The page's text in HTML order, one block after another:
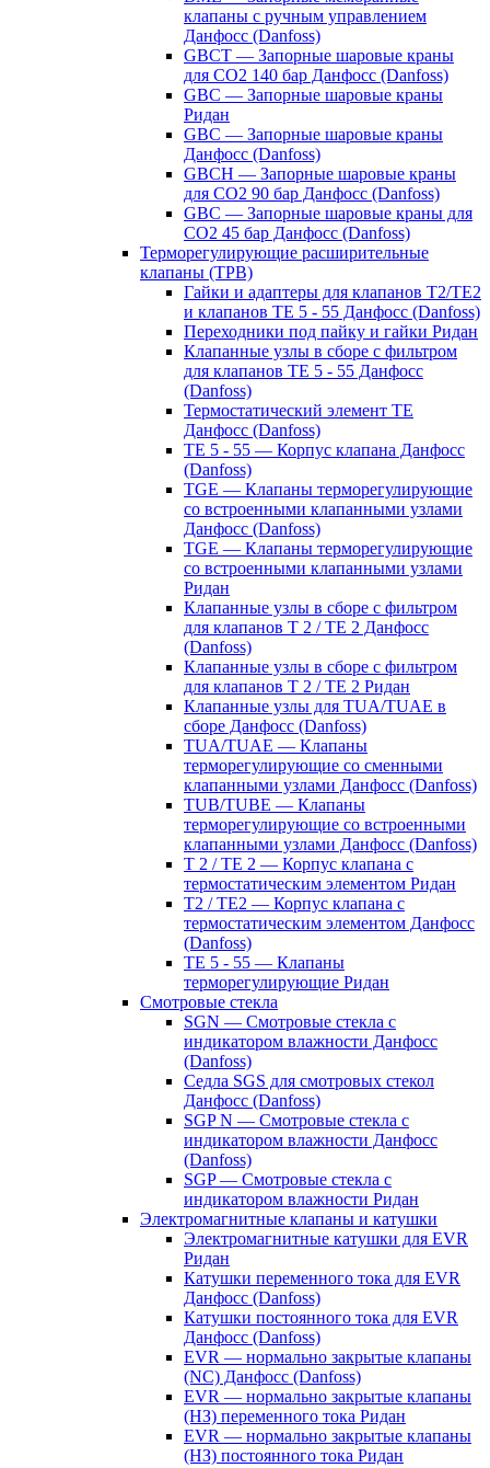
клапаны с ручным управлением
Данфосс (Danfoss)
GBCT — Запорные шаровые краны
для CO2 140 бар Данфосс (Danfoss)
GBC — Запорные шаровые краны
Ридан
GBC — Запорные шаровые краны
Данфосс (Danfoss)
GBCH — Запорные шаровые краны
для CO2 90 бар Данфосс (Danfoss)
GBC — Запорные шаровые краны для
CO2 45 бар Данфосс (Danfoss)
Терморегулирующие расширительные
клапаны (ТРВ)
Гайки и адаптеры для клапанов T2/TE2
и клапанов TE 5 - 55 Данфосс (Danfoss)
Переходники под пайку и гайки Ридан
Клапанные узлы в сборе с фильтром
для клапанов TE 5 - 55 Данфосс
(Danfoss)
Термостатический элемент TE
Данфосс (Danfoss)
TE 5 - 55 — Корпус клапана Данфосс
(Danfoss)
TGE — Клапаны терморегулирующие
со встроенными клапанными узлами
Данфосс (Danfoss)
TGE — Клапаны терморегулирующие
со встроенными клапанными узлами
Ридан
Клапанные узлы в сборе с фильтром
для клапанов T 2 / TE 2 Данфосс
(Danfoss)
Клапанные узлы в сборе с фильтром
для клапанов T 2 / TE 2 Ридан
Клапанные узлы для TUA/TUAE в
сборе Данфосс (Danfoss)
TUA/TUAE — Клапаны
терморегулирующие со сменными
клапанными узлами Данфосс (Danfoss)
TUB/TUBE — Клапаны
терморегулирующие со встроенными
клапанными узлами Данфосс (Danfoss)
T 2 / TE 2 — Корпус клапана с
термостатическим элементом Ридан
T2 / TE2 — Корпус клапана с
термостатическим элементом Данфосс
(Danfoss)
TE 5 - 55 — Клапаны
терморегулирующие Ридан
Смотровые стекла
SGN — Смотровые стекла с
индикатором влажности Данфосс
(Danfoss)
Седла SGS для смотровых стекол
Данфосс (Danfoss)
SGP N — Смотровые стекла с
индикатором влажности Данфосс
(Danfoss)
SGP — Смотровые стекла с
индикатором влажности Ридан
Электромагнитные клапаны и катушки
Электромагнитные катушки для EVR
Ридан
Катушки переменного тока для EVR
Данфосс (Danfoss)
Катушки постоянного тока для EVR
Данфосс (Danfoss)
EVR — нормально закрытые клапаны
(NC) Данфосс (Danfoss)
EVR — нормально закрытые клапаны
(НЗ) переменного тока Ридан
EVR — нормально закрытые клапаны
(НЗ) постоянного тока Ридан